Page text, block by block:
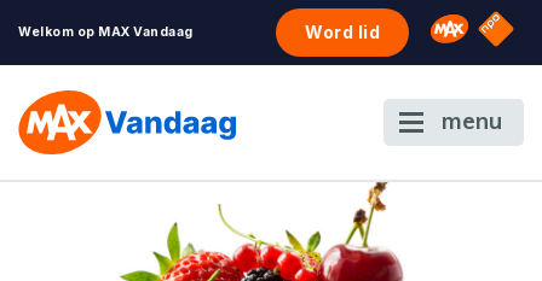
Welkom op MAX Vandaag Word lid Omroep
NPO
menu